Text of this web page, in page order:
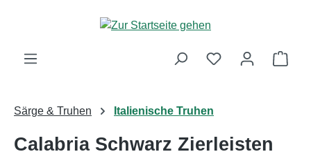
Zum Hauptinhalt springen
Särge & Truhen Italienische Truhen
Calabria Schwarz Zierleisten